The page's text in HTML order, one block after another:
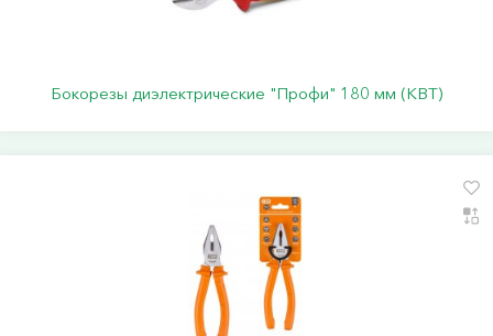
Бокорезы диэлектрические "Профи" 180 мм (КВТ)